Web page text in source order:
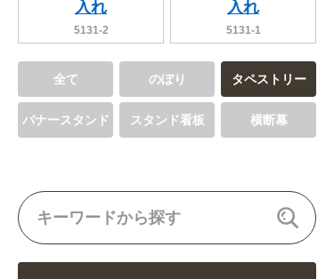
入れ
5131-2
入れ
5131-1
全て のぼり タペストリー
バナースタンド スタンド看板 横断幕